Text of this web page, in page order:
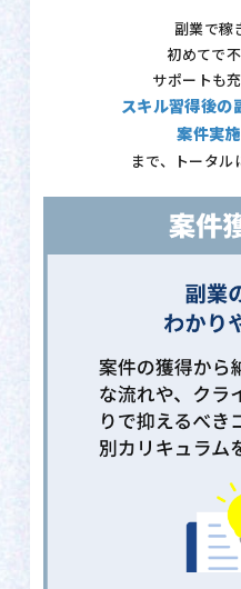
副業で稼
初めてで
サポートも
スキル習得後の
案件実
まで、トータル